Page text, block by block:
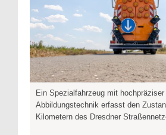
Ein Spezialfahrzeug mit
Abbildungstechnik erfasst den
Kilometern des Dresdner